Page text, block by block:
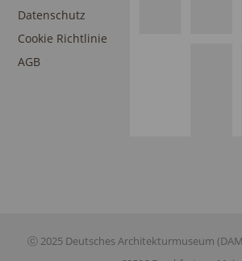
Datenschutz
Cookie Richtlinie
AGB
ⓒ 2025 Deutsches Architekturmuseum